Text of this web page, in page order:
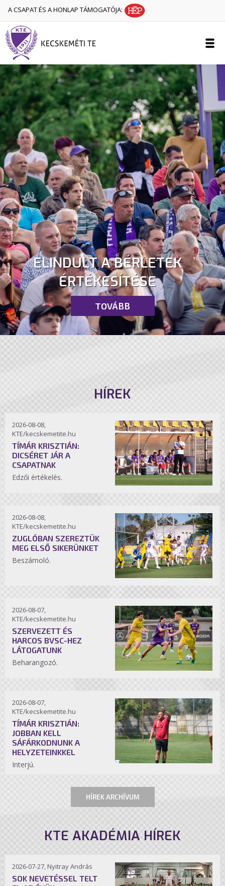
A CSAPAT ÉS A HONLAP TÁMOGATÓJA:
ELINDULT A BÉRLETEK
ÉRTÉKESÍTÉSE
TOVÁBB
HÍREK
2026-08-08,
KTE/kecskemetite.hu
TÍMÁR KRISZTIÁN:
DICSÉRET JÁR A
CSAPATNAK
Edzői értékelés.
2026-08-08,
KTE/kecskemetite.hu
ZUGLÓBAN SZEREZTÜK
MEG ELSŐ SIKERÜNKET
Beszámoló.
2026-08-07,
KTE/kecskemetite.hu
SZERVEZETT ÉS
HARCOS BVSC-HEZ
LÁTOGATUNK
Beharangozó.
2026-08-07,
KTE/kecskemetite.hu
TÍMÁR KRISZTIÁN:
JOBBAN KELL
SÁFÁRKODNUNK A
HELYZETEINKKEL
Interjú.
HÍREK ARCHÍVUM
KTE AKADÉMIA HÍREK
2026-07-27, Nyitray András
SOK NEVETÉSSEL TELT